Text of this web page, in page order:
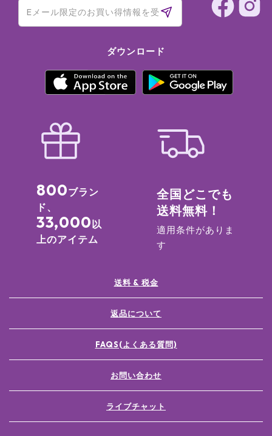
ダウンロード
800ブラン
ド、
33,000以
上のアイテム
全国どこでも
送料無料！
適用条件がありま
す
送料 & 税金
返品について
FAQS(よくある質問)
お問い合わせ
ライブチャット